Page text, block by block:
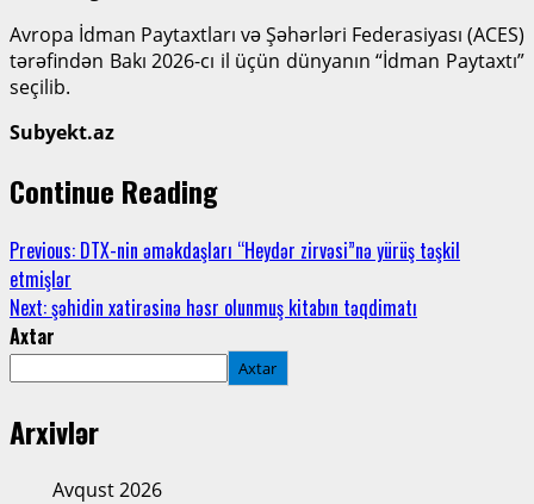
Avropa İdman Paytaxtları və Şəhərləri Federasiyası (ACES)
tərəfindən Bakı 2026-cı il üçün dünyanın “İdman Paytaxtı”
seçilib.
Subyekt.az
Continue Reading
Previous: DTX-nin əməkdaşları “Heydər zirvəsi”nə yürüş təşkil
etmişlər
Next:şəhidin xatirəsinə həsr olunmuş kitabın təqdimatı
Axtar
Axtar
Arxivlər
Avqust 2026